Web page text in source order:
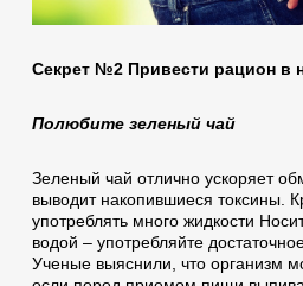
Секрет №2 Привести рацион в
Полюбите зеленый чай
Зеленый чай отлично ускоряет
выводит накопившиеся токсины.
употреблять много жидкости
водой – употребляйте
Ученые выяснили, что организм